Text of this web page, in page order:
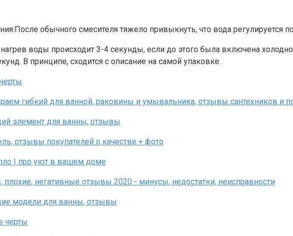
обычного смесителя тяжело привыкнуть, что вода регулируется
воды происходит 3-4 секунды, если до этого была включена
В принципе, сходится с описание на самой упаковке.